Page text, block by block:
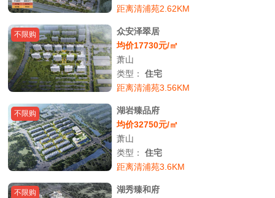
距离清浦苑2.62KM
不限购
众安泽翠居
均价17730元/㎡
萧山
类型：住宅
距离清浦苑3.56KM
不限购
湖岩臻品府
均价32750元/㎡
萧山
类型：住宅
距离清浦苑3.6KM
不限购
湖秀臻和府